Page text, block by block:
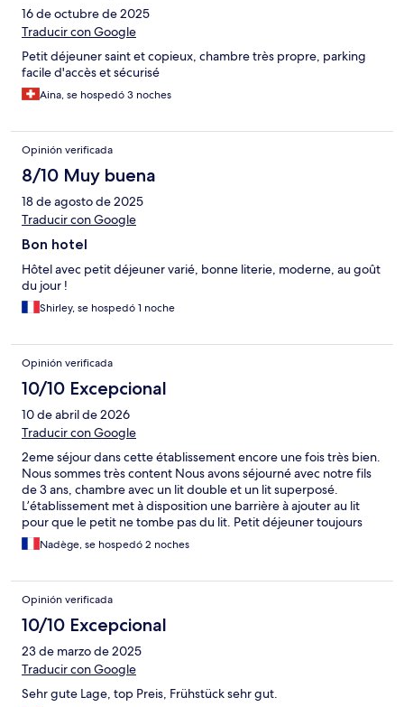
16 de octubre de 2025
Traducir con Google
Petit déjeuner saint et copieux, chambre très propre, parking
facile d'accès et sécurisé
Aina, se hospedó 3 noches
Opinión verificada
8/10 Muy buena
18 de agosto de 2025
Traducir con Google
Bon hotel
Hôtel avec petit déjeuner varié, bonne literie, moderne, au goût
du jour !
Shirley, se hospedó 1 noche
Opinión verificada
10/10 Excepcional
10 de abril de 2026
Traducir con Google
2eme séjour dans cette établissement encore une fois très bien.
Nous sommes très content Nous avons séjourné avec notre fils
de 3 ans, chambre avec un lit double et un lit superposé.
L’établissement met à disposition une barrière à ajouter au lit
pour que le petit ne tombe pas du lit. Petit déjeuner toujours
excellent et hôtel proche d’europapark et Rulantica en voiture
Petit plus la super terrasse pour le petit déjeuner quand le
Nadège, se hospedó 2 noches
Opinión verificada
10/10 Excepcional
23 de marzo de 2025
Traducir con Google
Sehr gute Lage, top Preis, Frühstück sehr gut.